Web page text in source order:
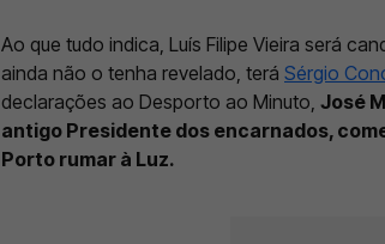
Ao que tudo indica, Luís Filipe Vieira será
ainda não o tenha revelado, terá Sérgio
declarações ao Desporto ao Minuto, José
antigo Presidente dos encarnados,
Porto rumar à Luz.